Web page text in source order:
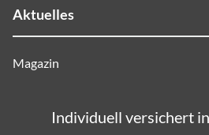
Aktuelles
Magazin
Individuell versichert